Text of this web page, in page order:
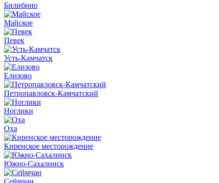
Билибино
Майское
Певек
Усть-Камчатск
Елизово
Петропавловск-Камчатский
Ноглики
Оха
Киренское месторождение
Южно-Сахалинск
Сеймчан